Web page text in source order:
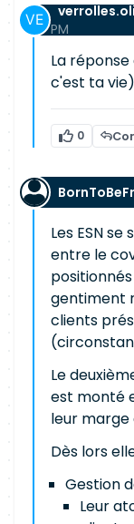
PM
La
c'est ta vie)
0
Les ESN
entre le
gentiment
clients
Le
est monté
leur
Dès lors
Gestion
Leur